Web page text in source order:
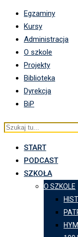
Egzaminy
Kursy
Administracja
O szkole
Projekty
Biblioteka
Dyrekcja
BiP
START
PODCAST
SZKOŁA
O SZKOLE